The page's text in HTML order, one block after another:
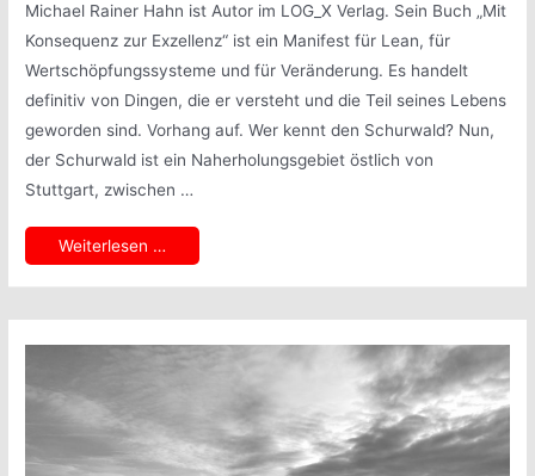
Michael Rainer Hahn ist Autor im LOG_X Verlag. Sein Buch „Mit
Konsequenz zur Exzellenz“ ist ein Manifest für Lean, für
Wertschöpfungssysteme und für Veränderung. Es handelt
definitiv von Dingen, die er versteht und die Teil seines Lebens
geworden sind. Vorhang auf. Wer kennt den Schurwald? Nun,
der Schurwald ist ein Naherholungsgebiet östlich von
Stuttgart, zwischen …
Veränderung
leben
und
begleiten
Weiterlesen …